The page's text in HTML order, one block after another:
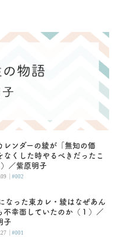
レンダーの綾が「無知の価
なくした時やるべきだったこ
／紫原明子
|#002
なった東カレ・綾はなぜあん
不幸面していたのか（１）／
子
|#001